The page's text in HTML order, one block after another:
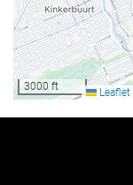
Internet
WiFi gratuït
Servei de
3000 ft Leaflet